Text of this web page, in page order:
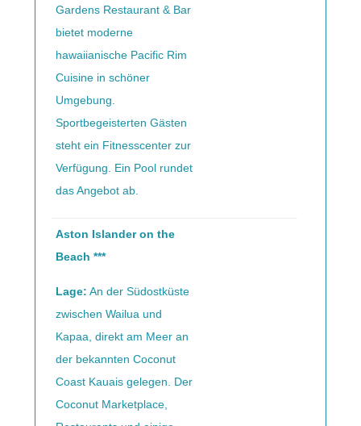
Gardens Restaurant & Bar
bietet moderne
hawaiianische Pacific Rim
Cuisine in schöner
Umgebung.
Sportbegeisterten Gästen
steht ein Fitnesscenter zur
Verfügung. Ein Pool rundet
das Angebot ab.
Aston Islander on the
Beach ***
Lage: An der Südostküste
zwischen Wailua und
Kapaa, direkt am Meer an
der bekannten Coconut
Coast Kauais gelegen. Der
Coconut Marketplace,